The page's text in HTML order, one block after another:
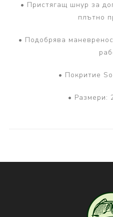
• Пристягащ шнур за
плътно
• Подобрява
• Покритие
• Размери: